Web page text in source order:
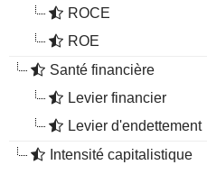
ROCE
ROE
Santé financière
Levier financier
Levier d'endettement
Intensité capitalistique